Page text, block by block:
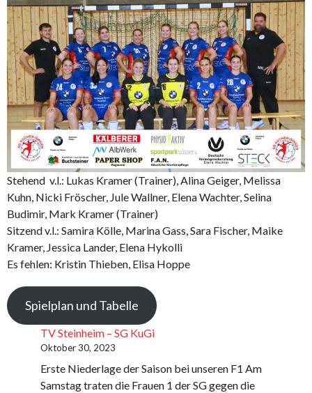
Stehend v.l.: Lukas Kramer (Trainer), Alina Geiger, Melissa
Kuhn, Nicki Fröscher, Jule Wallner, Elena Wachter, Selina
Budimir, Mark Kramer (Trainer)
Sitzend v.l.: Samira Kölle, Marina Gass, Sara Fischer, Maike
Kramer, Jessica Lander, Elena Hykolli
Es fehlen: Kristin Thieben, Elisa Hoppe
Spielplan und Tabelle
TV Steinheim – SG KuGi
Oktober 30, 2023
Erste Niederlage der Saison bei unseren F1 Am
Samstag traten die Frauen 1 der SG gegen die